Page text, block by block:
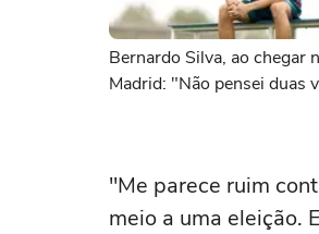
Bernardo Silva, ao chegar
Madrid: "Não pensei duas
"Me parece ruim
meio a uma eleição.